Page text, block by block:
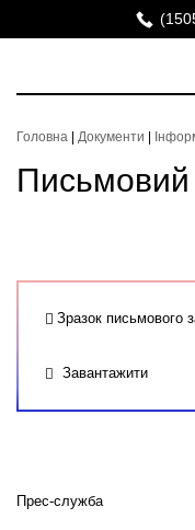
Головна Документи
Письмовий
Зразок письмового
Завантажити
Прес-служба